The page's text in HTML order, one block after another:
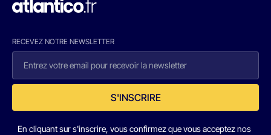
RECEVEZ NOTRE NEWSLETTER
S'INSCRIRE
En cliquant sur s'inscrire, vous confirmez que vous acceptez nos